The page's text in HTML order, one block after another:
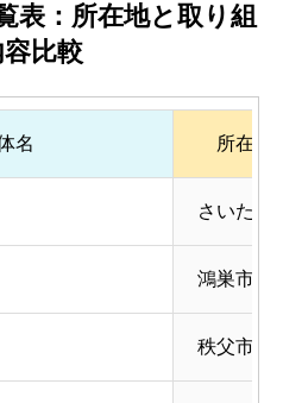
表：所在地と取り組
比較
名 所在地
さいたま
鴻巣市本
秩父市下